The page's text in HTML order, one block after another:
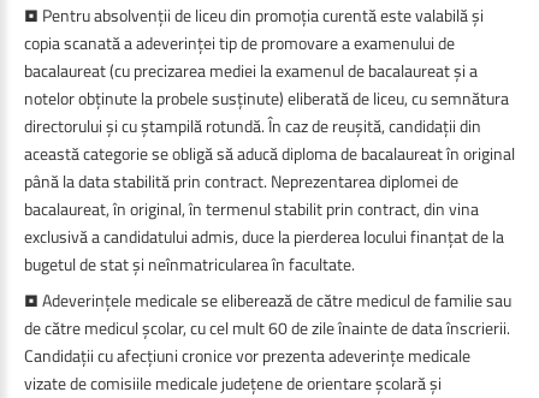
• Pentru absolvenții de liceu din promoția curentă este valabilă și
copia scanată a adeverinței tip de promovare a examenului de
bacalaureat (cu precizarea mediei la examenul de bacalaureat și a
notelor obținute la probele susținute) eliberată de liceu, cu semnătura
directorului și cu ștampilă rotundă. În caz de reușită, candidații din
această categorie se obligă să aducă diploma de bacalaureat în original
până la data stabilită prin contract. Neprezentarea diplomei de
bacalaureat, în original, în termenul stabilit prin contract, din vina
exclusivă a candidatului admis, duce la pierderea locului finanțat de la
bugetul de stat și neînmatricularea în facultate.
• Adeverințele medicale se eliberează de către medicul de familie sau
de către medicul școlar, cu cel mult 60 de zile înainte de data înscrierii.
Candidații cu afecțiuni cronice vor prezenta adeverințe medicale
vizate de comisiile medicale județene de orientare școlară și